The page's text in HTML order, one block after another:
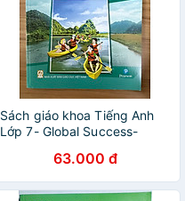
Sách giáo khoa Tiếng Anh
Lớp 7- Global Success-
nhãn tên)63.000 đ